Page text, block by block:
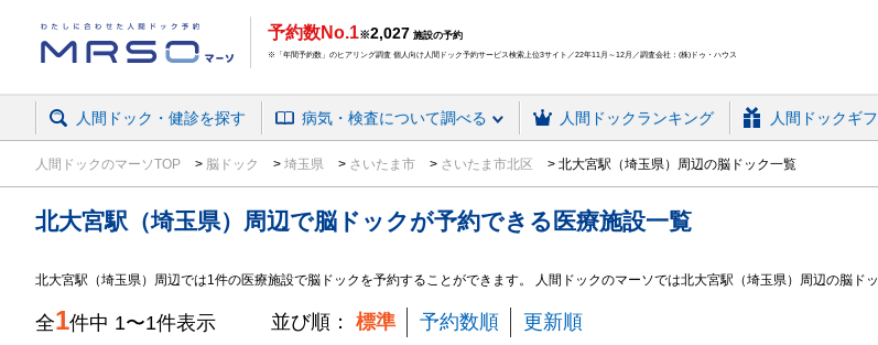
予約数No.1※2,027 施設の予約
※「年間予約数」のヒアリング調査 個人向け人間ドック予約サービス検索上位3サイト／22年11月～12月／調査会社：(株)ドゥ・ハウス
人間ドック・健診を探す 病気・検査について調べる 人間ドックランキング 人間ドックギ
人間ドックのマーソTOP 脳ドック 埼玉県 さいたま市 さいたま市北区 北大宮駅（埼玉県）周辺の脳ドック一覧
北大宮駅（埼玉県）周辺で脳ドックが予約できる 医療施設一覧
北大宮駅（埼玉県）周辺では1件の医療施設で脳ドックを予約することができます。 人間ドックのマーソでは北大宮駅（埼玉県）周辺の脳ド
全1件中 1〜1件表示 並び順： 標準 予約数順 更新順